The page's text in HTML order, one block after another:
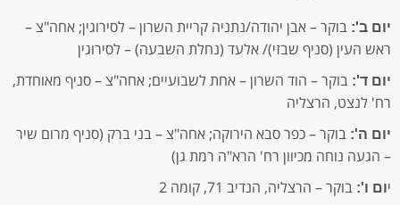
יום ב': בוקר – אבן יהודה/נתניה קריית השרון – לסירוגין; אחה"צ –
ראש העין (סניף שבזי)/ אלעד (נחלת השבעה) – לסירוגין
יום ד': בוקר – הוד השרון – אחת לשבועיים; אחה"צ – סניף מאוחדת,
רח' לנצט, הרצליה
יום ה': בוקר – כפר סבא הירוקה; אחה"צ – בני ברק (סניף מרום שיר
– הגעה נוחה מכיוון רח' הרא"ה רמת גן)
יום ו': בוקר – הרצליה, הנדיב 71, קומה 2